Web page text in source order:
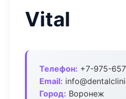
Vital
Телефон: +7-975-
Email:
Город: Воронеж